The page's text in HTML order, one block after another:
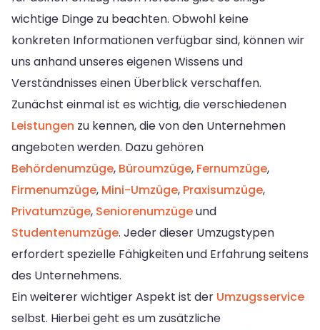
wichtige Dinge zu beachten. Obwohl keine
konkreten Informationen verfügbar sind, können wir
uns anhand unseres eigenen Wissens und
Verständnisses einen Überblick verschaffen.
Zunächst einmal ist es wichtig, die verschiedenen
Leistungen zu kennen, die von den Unternehmen
angeboten werden. Dazu gehören
Behördenumzüge, Büroumzüge, Fernumzüge,
Firmenumzüge, Mini-Umzüge, Praxisumzüge,
Privatumzüge, Seniorenumzügeund
Studentenumzüge. Jeder dieser Umzugstypen
erfordert spezielle Fähigkeiten und Erfahrung seitens
des Unternehmens.
Ein weiterer wichtiger Aspekt ist der Umzugsservice
selbst. Hierbei geht es um zusätzliche